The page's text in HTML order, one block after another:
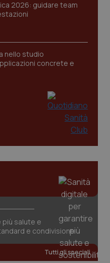
2026: guidare team
nello studio
concrete e
salute e
e condivisione
Tutti gli speciali
www.quotidianosanita.it